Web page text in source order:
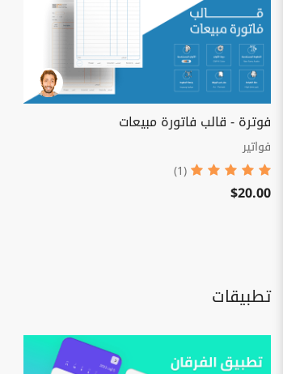
فوترة - قالب فاتورة مبيعات
فواتير
(1)
$20.00
تطبيقات